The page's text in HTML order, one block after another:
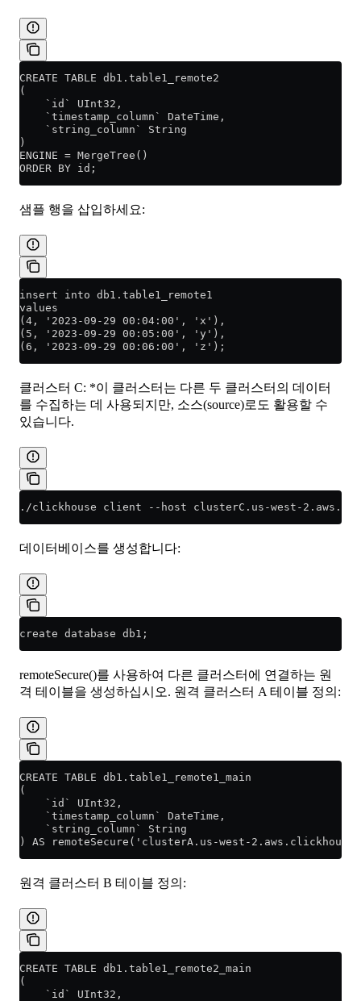
CREATE TABLE db1.table1_remote2
(
    `id` UInt32,
    `timestamp_column` DateTime,
    `string_column` String
)
ENGINE = MergeTree()
ORDER BY id;
샘플 행을 삽입하세요:
insert into db1.table1_remote1
values
(4, '2023-09-29 00:04:00', 'x'),
(5, '2023-09-29 00:05:00', 'y'),
(6, '2023-09-29 00:06:00', 'z');
클러스터 C: *이 클러스터는 다른 두 클러스터의 데이터
를 수집하는 데 사용되지만, 소스(source)로도 활용할 수
있습니다.
./clickhouse client --host clusterC.us-west-
데이터베이스를 생성합니다:
create database db1;
remoteSecure()를 사용하여 다른 클러스터에 연결하는 원
격 테이블을 생성하십시오. 원격 클러스터 A 테이블 정의:
CREATE TABLE db1.table1_remote1_main
(
    `id` UInt32,
    `timestamp_column` DateTime,
    `string_column` String
) AS remoteSecure('clusterA.us-west-
원격 클러스터 B 테이블 정의:
CREATE TABLE db1.table1_remote2_main
(
    `id` UInt32,